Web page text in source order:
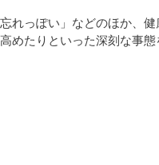
っぽい」などのほか、健
めたりといった深刻な事態